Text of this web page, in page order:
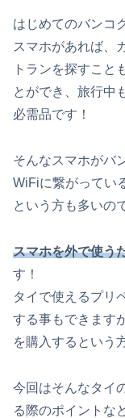
はじめてのバンコ
スマホがあれば、
トランを探すこと
とができ、旅行中
必需品です！
そんなスマホがバ
WiFiに繋がってい
という方も多いの
スマホを外で使う
す！
タイで使えるプリ
する事もできます
を購入するという
今回はそんなタイ
る際のポイントな